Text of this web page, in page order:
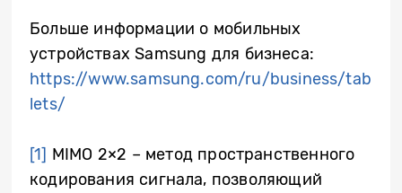
Больше информации о мобильных
устройствахSamsung для бизнеса:
https://www.samsung.com/ru/business/tab
lets/
[1] MIMO 2×2 – метод пространственного
кодирования сигнала, позволяющий